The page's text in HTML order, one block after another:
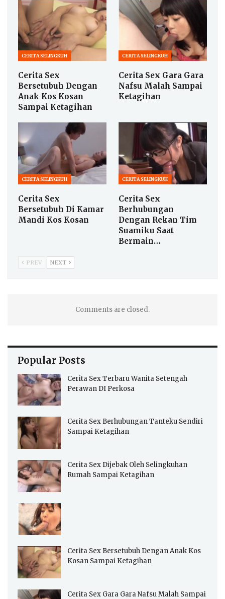
CERITA SELINGKUH
Cerita Sex
Bersetubuh Dengan
Anak Kos Kosan
Sampai Ketagihan
CERITA SELINGKUH
Cerita Sex Gara Gara
Nafsu Malah Sampai
Ketagihan
CERITA SELINGKUH
Cerita Sex
Bersetubuh Di Kamar
Mandi Kos Kosan
CERITA SELINGKUH
Cerita Sex
Berhubungan
Dengan Rekan Tim
Suamiku Saat
Bermain…
PREV NEXT
Comments are closed.
Popular Posts
Cerita Sex Terbaru Wanita Setengah
Perawan DI Perkosa
Cerita Sex Berhubungan Tanteku Sendiri
Sampai Ketagihan
Cerita Sex Dijebak Oleh Selingkuhan
Rumah Sampai Ketagihan
Cerita Sex Bersetubuh Dengan Anak Kos
Kosan Sampai Ketagihan
Cerita Sex Gara Gara Nafsu Malah Sampai